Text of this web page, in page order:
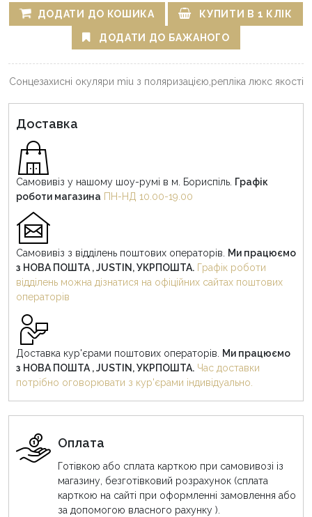
ДОДАТИ ДО КОШИКА КУПИТИ В 1 КЛІК
ДОДАТИ ДО БАЖАНОГО
Сонцезахисні окуляри miu з поляризацією,репліка люкс якості
Доставка
Самовивіз у нашому шоу-румі в м. Бориспіль. Графік
роботи магазина ПН-НД 10.00-19.00
Самовивіз з відділень поштових операторів. Ми працюємо
з НОВА ПОШТА , JUSTIN, УКРПОШТА. Графік роботи
відділень можна дізнатися на офіційних сайтах поштових
операторів
Доставка кур'єрами поштових операторів. Ми працюємо
з НОВА ПОШТА , JUSTIN, УКРПОШТА. Час доставки
потрібно оговорювати з кур'єрами індивідуально.
Оплата
Готівкою або сплата карткою при самовивозі із
магазину, безготівковий розрахунок (сплата
карткою на сайті при оформленні замовлення або
за допомогою власного рахунку ).